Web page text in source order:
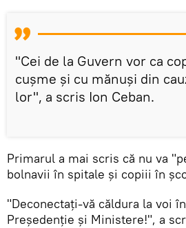
"Cei de la Guvern vor ca
cușme și cu mănuși din
lor", a scris Ion Ceban.
Primarul a mai scris că nu va
bolnavii în spitale și copiii în
"Deconectați-vă căldura la voi
Președenție și Ministere!", a